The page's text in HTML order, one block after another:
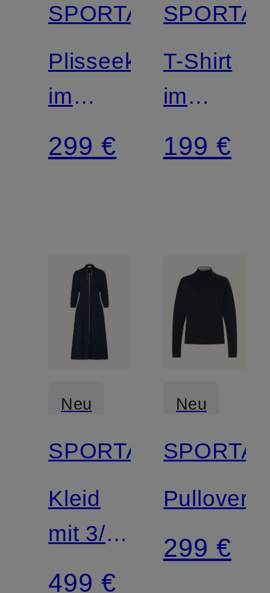
SPORTALM
Plisseekleid
im
Materialmix
299 €
T-Shirt
im
mit
199 €
Neu
SPORTALM
Kleid
mit 3/4-
Arm
499 €
Neu
Pullover
299 €